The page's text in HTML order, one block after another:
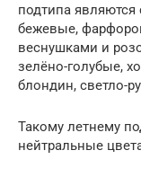
подтипа
бежевые,
веснушками и
зелёно-голубые,
блондин, светло-
Такому летнему
нейтральные